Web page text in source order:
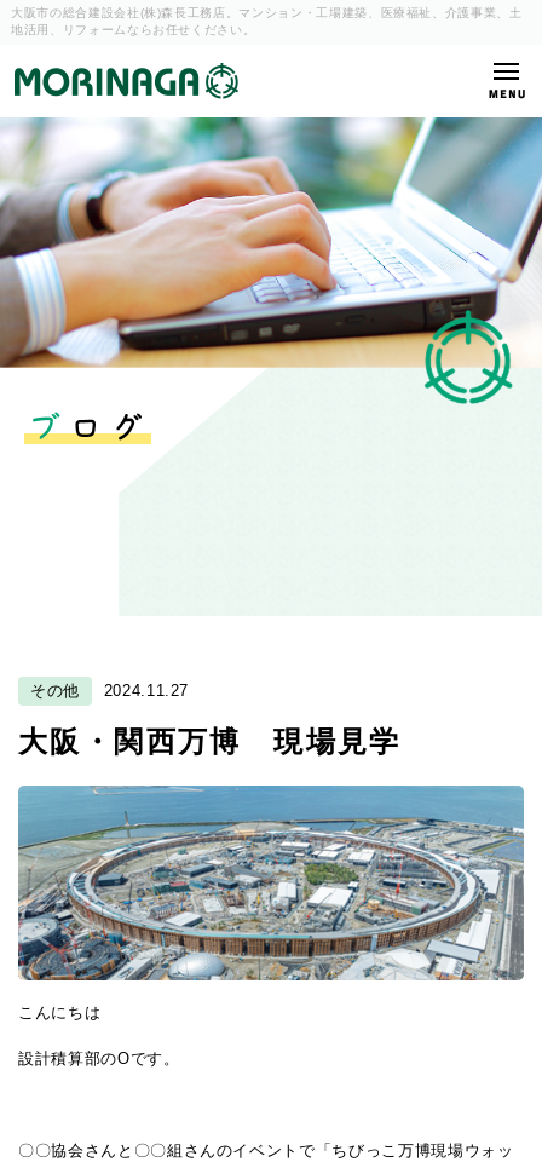
大阪市の総合建設会社(株)森長工務店。マンション・工場建築、
医療福祉、介護事業、土
地活用、リフォームならお任せください。
その他 2024.11.27
大阪・関西万博 現場見学
こんにちは
設計積算部のOです。
〇〇協会さんと〇〇組さんのイベントで「ちびっこ万博現場ウォッ